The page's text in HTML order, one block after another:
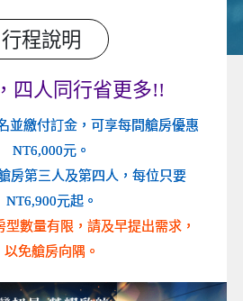
行程說明
四人同行省更多!!
並繳付訂金，可享每間艙房優惠
NT6,000元。
房第三人及第四人，每位只要
NT6,900元起。
型數量有限，請及早提出需求，
以免艙房向隅。